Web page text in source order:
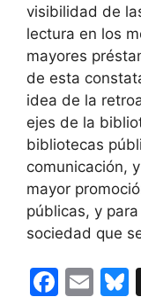
visibilidad de
lectura en los
mayores
de esta
idea de la
ejes de la
bibliotecas
comunicación,
mayor
públicas, y
sociedad que
F
E